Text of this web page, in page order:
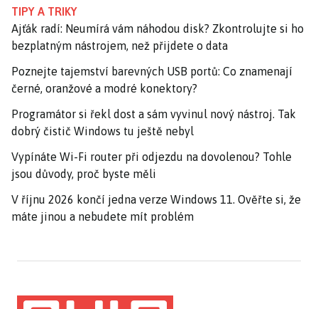
TIPY A TRIKY
Ajťák radí: Neumírá vám náhodou disk? Zkontrolujte si ho
bezplatným nástrojem, než přijdete o data
Poznejte tajemství barevných USB portů: Co znamenají
černé, oranžové a modré konektory?
Programátor si řekl dost a sám vyvinul nový nástroj. Tak
dobrý čistič Windows tu ještě nebyl
Vypínáte Wi-Fi router při odjezdu na dovolenou? Tohle
jsou důvody, proč byste měli
V říjnu 2026 končí jedna verze Windows 11. Ověřte si, že
máte jinou a nebudete mít problém